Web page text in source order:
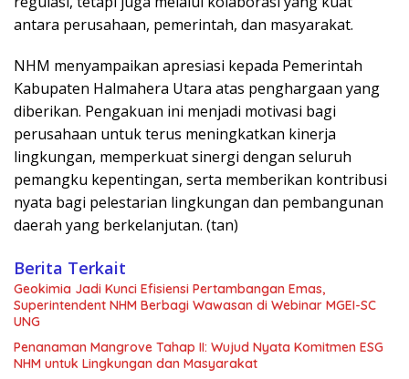
antara perusahaan, pemerintah, dan masyarakat.
NHM menyampaikan apresiasi kepada Pemerintah
Kabupaten Halmahera Utara atas penghargaan yang
diberikan. Pengakuan ini menjadi motivasi bagi
perusahaan untuk terus meningkatkan kinerja
lingkungan, memperkuat sinergi dengan seluruh
pemangku kepentingan, serta memberikan kontribusi
nyata bagi pelestarian lingkungan dan pembangunan
daerah yang berkelanjutan. (tan)
Berita Terkait
Geokimia Jadi Kunci Efisiensi Pertambangan Emas,
Superintendent NHM Berbagi Wawasan di Webinar MGEI-SC
UNG
Penanaman Mangrove Tahap II: Wujud Nyata Komitmen ESG
NHM untuk Lingkungan dan Masyarakat